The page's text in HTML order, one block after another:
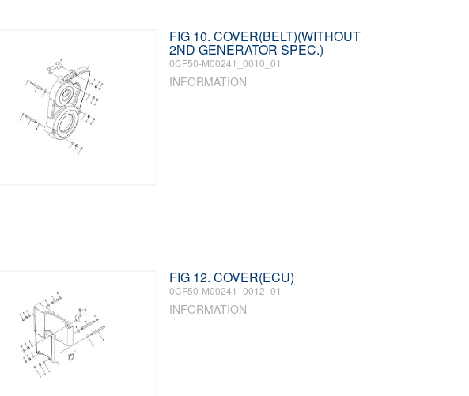
FIG 10. COVER(BELT)(WITHOUT
2ND GENERATOR SPEC.)
0CF50-M00241_0010_01
INFORMATION
FIG 12. COVER(ECU)
0CF50-M00241_0012_01
INFORMATION